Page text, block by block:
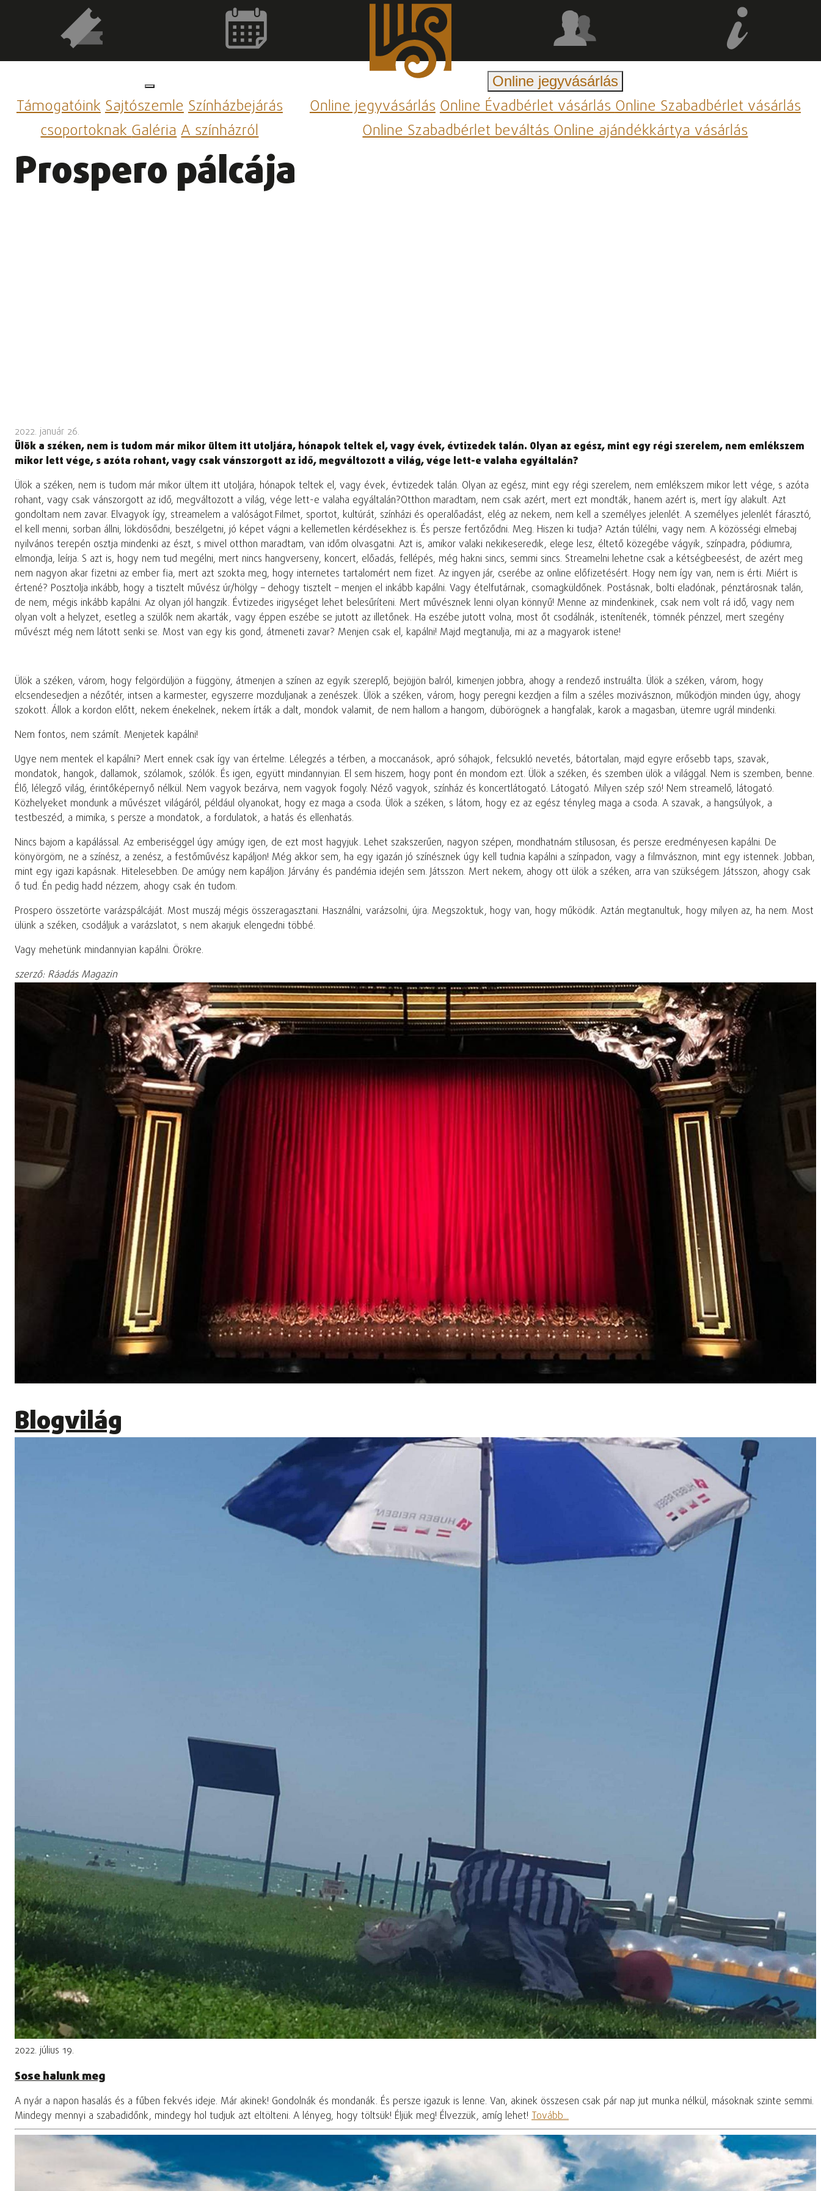
TámogatóinkSajtószemleSzínházbejárás
csoportoknakGalériaA színházról
Online jegyvásárlás
Online jegyvásárlásOnline Évadbérlet vásárlásOnline Szabadbérlet vásárlás
Online Szabadbérlet beváltásOnline ajándékkártya vásárlás
Prospero pálcája
2022. január 26.
Ülök a széken, nem is tudom már mikor ültem itt utoljára, hónapok teltek el, vagy évek, évtizedek talán. Olyan az egész, mint egy régi szerelem, nem emlékszem
mikor lett vége, s azóta rohant, vagy csak vánszorgott az idő, megváltozott a világ, vége lett-e valaha egyáltalán?
Ülök a széken, nem is tudom már mikor ültem itt utoljára, hónapok teltek el, vagy évek, évtizedek talán. Olyan az egész, mint egy régi szerelem, nem emlékszem mikor lett vége, s azóta
rohant, vagy csak vánszorgott az idő, megváltozott a világ, vége lett-e valaha egyáltalán?Otthon maradtam, nem csak azért, mert ezt mondták, hanem azért is, mert így alakult. Azt
gondoltam nem zavar. Elvagyok így, streamelem a valóságot.Filmet, sportot, kultúrát, színházi és operalőadást, elég az nekem, nem kell a személyes jelenlét. A személyes jelenlét fárasztó,
el kell menni, sorban állni, lökdösődni, beszélgetni, jó képet vágni a kellemetlen kérdésekhez is. És persze fertőződni. Meg. Hiszen ki tudja? Aztán túlélni, vagy nem. A közösségi elmebaj
nyilvános terepén osztja mindenki az észt, s mivel otthon maradtam, van időm olvasgatni. Azt is, amikor valaki nekikeseredik, elege lesz, éltető közegébe vágyik, színpadra, pódiumra,
elmondja, leírja. S azt is, hogy nem tud megélni, mert nincs hangverseny, koncert, előadás, fellépés, még hakni sincs, semmi sincs. Streamelni lehetne csak a kétségbeesést, de azért meg
nem nagyon akar fizetni az ember fia, mert azt szokta meg, hogy internetes tartalomért nem fizet. Az ingyen jár, cserébe az online előfizetésért. Hogy nem így van, nem is érti. Miért is
értené? Posztolja inkább, hogy a tisztelt művész úr/hölgy – dehogy tisztelt – menjen el inkább kapálni. Vagy ételfutárnak, csomagküldőnek. Postásnak, bolti eladónak, pénztárosnak talán,
de nem, mégis inkább kapálni. Az olyan jól hangzik. Évtizedes irigységet lehet belesűríteni. Mert művésznek lenni olyan könnyű! Menne az mindenkinek, csak nem volt rá idő, vagy nem
olyan volt a helyzet, esetleg a szülők nem akarták, vagy éppen eszébe se jutott az illetőnek. Ha eszébe jutott volna, most őt csodálnák, istenítenék, tömnék pénzzel, mert szegény
művészt még nem látott senki se. Most van egy kis gond, átmeneti zavar? Menjen csak el, kapálni! Majd megtanulja, mi az a magyarok istene!
Ülök a széken, várom, hogy felgördüljön a függöny, átmenjen a színen az egyik szereplő, bejöjjön balról, kimenjen jobbra, ahogy a rendező instruálta. Ülök a széken, várom, hogy
elcsendesedjen a nézőtér, intsen a karmester, egyszerre mozduljanak a zenészek. Ülök a széken, várom, hogy peregni kezdjen a film a széles mozivásznon, működjön minden úgy, ahogy
szokott. Állok a kordon előtt, nekem énekelnek, nekem írták a dalt, mondok valamit, de nem hallom a hangom, dübörögnek a hangfalak, karok a magasban, ütemre ugrál mindenki.
Nem fontos, nem számít. Menjetek kapálni!
Ugye nem mentek el kapálni? Mert ennek csak így van értelme. Lélegzés a térben, a moccanások, apró sóhajok, felcsukló nevetés, bátortalan, majd egyre erősebb taps, szavak,
mondatok, hangok, dallamok, szólamok, szólók. És igen, együtt mindannyian. El sem hiszem, hogy pont én mondom ezt. Ülök a széken, és szemben ülök a világgal. Nem is szemben, benne.
Élő, lélegző világ, érintőképernyő nélkül. Nem vagyok bezárva, nem vagyok fogoly. Néző vagyok, színház és koncertlátogató. Látogató. Milyen szép szó! Nem streamelő, látogató.
Közhelyeket mondunk a művészet világáról, például olyanokat, hogy ez maga a csoda. Ülök a széken, s látom, hogy ez az egész tényleg maga a csoda. A szavak, a hangsúlyok, a
testbeszéd, a mimika, s persze a mondatok, a fordulatok, a hatás és ellenhatás.
Nincs bajom a kapálással. Az emberiséggel úgy amúgy igen, de ezt most hagyjuk. Lehet szakszerűen, nagyon szépen, mondhatnám stílusosan, és persze eredményesen kapálni. De
könyörgöm, ne a színész, a zenész, a festőművész kapáljon! Még akkor sem, ha egy igazán jó színésznek úgy kell tudnia kapálni a színpadon, vagy a filmvásznon, mint egy istennek. Jobban,
mint egy igazi kapásnak. Hitelesebben. De amúgy nem kapáljon. Járvány és pandémia idején sem. Játsszon. Mert nekem, ahogy ott ülök a széken, arra van szükségem. Játsszon, ahogy csak
ő tud. Én pedig hadd nézzem, ahogy csak én tudom.
Prospero összetörte varázspálcáját. Most muszáj mégis összeragasztani. Használni, varázsolni, újra. Megszoktuk, hogy van, hogy működik. Aztán megtanultuk, hogy milyen az, ha nem. Most
ülünk a széken, csodáljuk a varázslatot, s nem akarjuk elengedni többé.
Vagy mehetünk mindannyian kapálni. Örökre.
szerző: Ráadás Magazin
Blogvilág
2022. július 19.
Sose halunk meg
A nyár a napon hasalás és a fűben fekvés ideje. Már akinek! Gondolnák és mondanák. És persze igazuk is lenne. Van, akinek összesen csak pár nap jut munka nélkül, másoknak szinte semmi.
Mindegy mennyi a szabadidőnk, mindegy hol tudjuk azt eltölteni. A lényeg, hogy töltsük! Éljük meg! Élvezzük, amíg lehet! Tovább...